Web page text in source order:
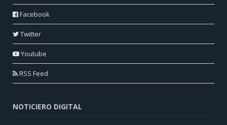
Facebook
Twitter
Youtube
RSS Feed
NOTICIERO DIGITAL